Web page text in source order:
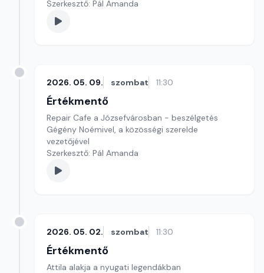
Szerkesztő: Pál Amanda
2026. 05. 09. szombat 11:30
Értékmentő
Repair Cafe a Józsefvárosban - beszélgetés
Gégény Noémivel, a közösségi szerelde
vezetőjével
Szerkesztő: Pál Amanda
2026. 05. 02. szombat 11:30
Értékmentő
Attila alakja a nyugati legendákban